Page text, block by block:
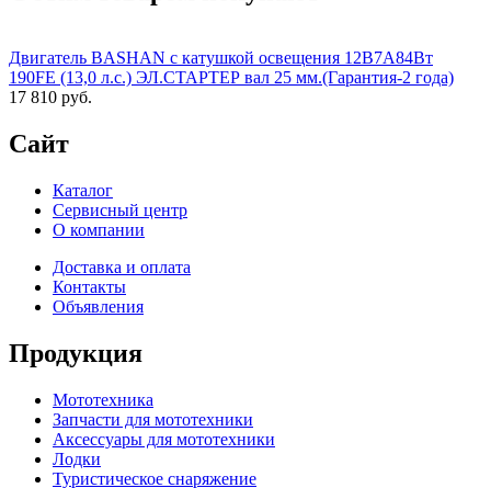
Двигатель BASHAN с катушкой освещения 12В7А84Вт
190FE (13,0 л.с.) ЭЛ.СТАРТЕР вал 25 мм.(Гарантия-2 года)
17 810 руб.
Сайт
Каталог
Сервисный центр
О компании
Доставка и оплата
Контакты
Объявления
Продукция
Мототехника
Запчасти для мототехники
Аксессуары для мототехники
Лодки
Туристическое снаряжение